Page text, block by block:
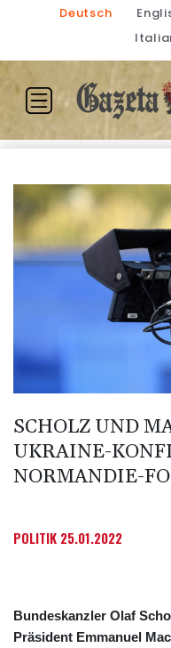
Deutsch
SCHOLZ UND
UKRAINE-
NORMANDIE-
POLITIK 25.01.2022
Bundeskanzler Olaf
Präsident Emmanuel